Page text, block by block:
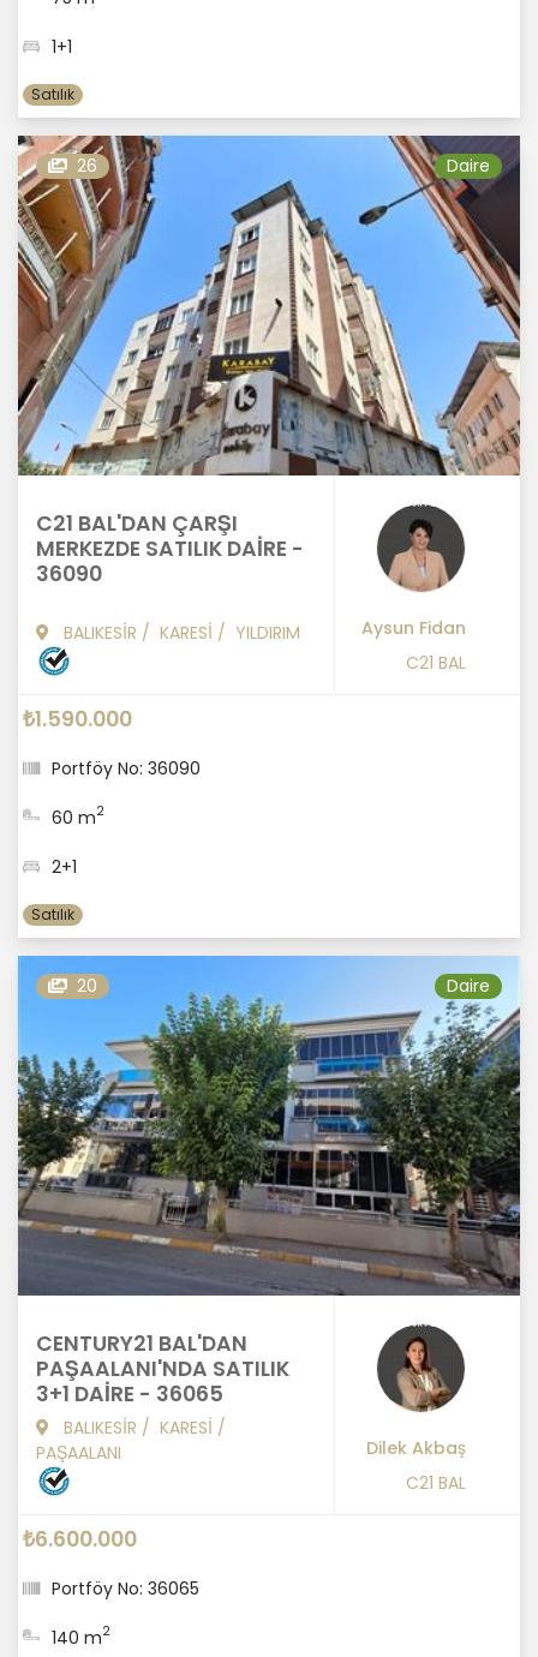
1+1
Satılık
26 Daire
C21 BAL'DAN ÇARŞI
MERKEZDE SATILIK DAİRE -
36090
BALIKESİR / KARESİ / YILDIRIM
Aysun Fidan
C21 BAL
₺1.590.000
Portföy No: 36090
60 m2
2+1
Satılık
20 Daire
CENTURY21 BAL'DAN
PAŞAALANI'NDA SATILIK
3+1 DAİRE - 36065
BALIKESİR / KARESİ /
PAŞAALANI
Dilek Akbaş
C21 BAL
₺6.600.000
Portföy No: 36065
140 m2